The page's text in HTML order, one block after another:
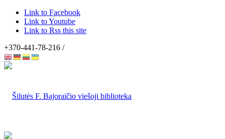
Link to Facebook
Link to Youtube
Link to Rss this site
+370-441-78-216 /